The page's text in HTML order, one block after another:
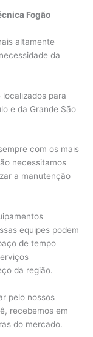
Fogão
altamente
da
para
e da Grande São
com os mais
necessitamos
a manutenção
equipes podem
de tempo
da região.
pelo nossos
recebemos em
do mercado.